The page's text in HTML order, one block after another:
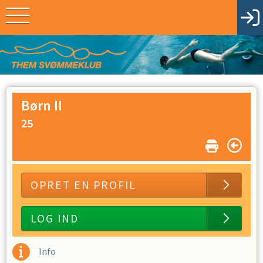
Børn II
25
OPRET EN PROFIL
LOG IND
Info